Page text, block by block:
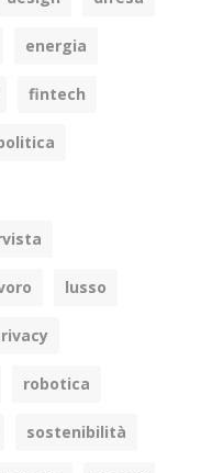
energia
fintech
lusso
robotica
sostenibilità